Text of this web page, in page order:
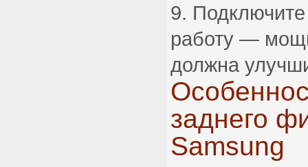
работу —
должна
заднего
Samsung